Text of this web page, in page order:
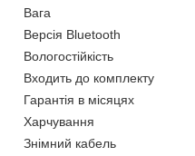
Вага
Версія Bluetooth
Вологостійкість
Входить до комплекту
Гарантія в місяцях
Харчування
Знімний кабель